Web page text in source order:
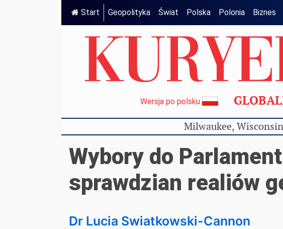
Start Geopolityka Świat Polska Polonia Biznes
Wersja po polsku
Milwaukee, Wisconsin
Wybory do
sprawdzian realiów
Dr Lucia Swiatkowski-Cannon